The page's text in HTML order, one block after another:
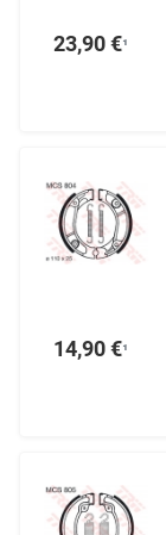
23,90 €¹
14,90 €¹